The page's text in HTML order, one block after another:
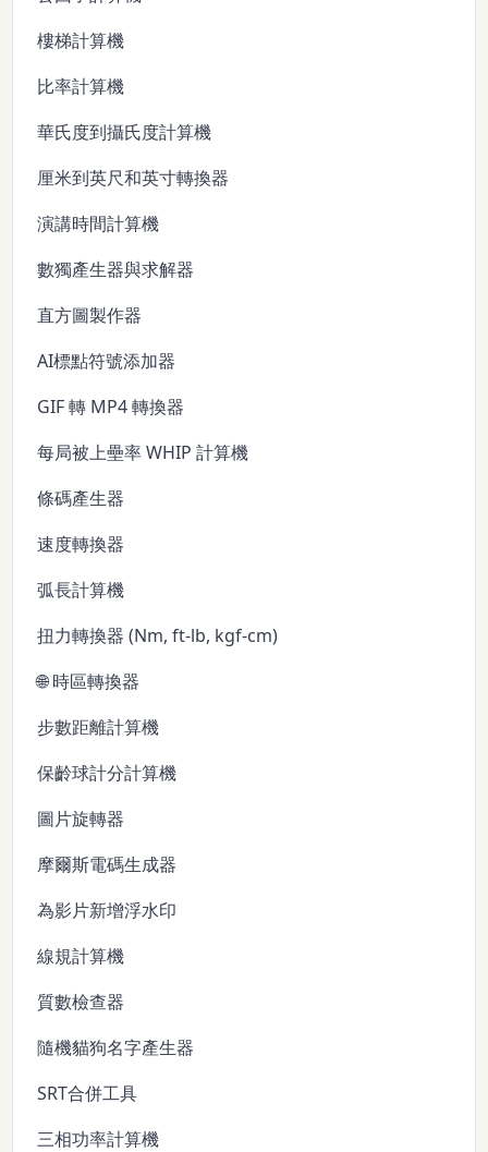
樓梯計算機
比率計算機
華氏度到攝氏度計算機
厘米到英尺和英寸轉換器
演講時間計算機
數獨產生器與求解器
直方圖製作器
AI標點符號添加器
GIF 轉 MP4 轉換器
每局被上壘率 WHIP 計算機
條碼產生器
速度轉換器
弧長計算機
扭力轉換器 (Nm, ft-lb, kgf-cm)
🌐 時區轉換器
步數距離計算機
保齡球計分計算機
圖片旋轉器
摩爾斯電碼生成器
為影片新增浮水印
線規計算機
質數檢查器
隨機貓狗名字產生器
SRT合併工具
三相功率計算機